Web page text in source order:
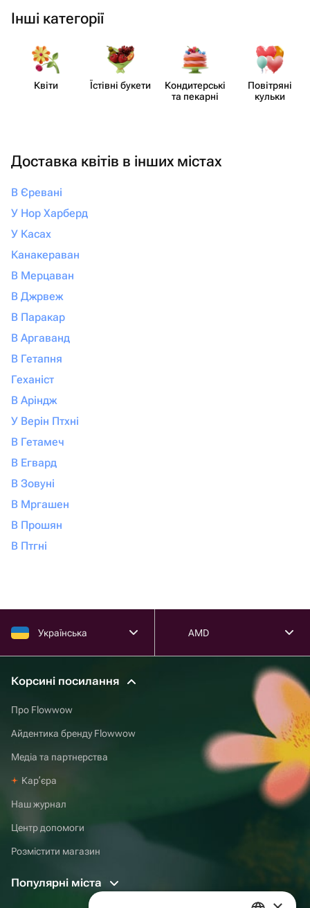
Інші категорії
Квіти Їстівні букети
Кондит​ерські
та пекарні
Повітряні
кульки
Доставка квітів в інших містах
В Єревані
У Нор Харберд
У Касах
Канакераван
В Мерцаван
В Джрвеж
В Паракар
В Аргаванд
В Гетапня
Геханіст
В Аріндж
У Верін Птхні
В Гетамеч
В Егвард
В Зовуні
В Мргашен
В Прошян
В Птгні
Українська AMD
Корсині посилання
Про Flowwow
Айдентика бренду Flowwow
Медіа та партнерства
Карʼєра
Наш журнал
Центр допомоги
Розмістити магазин
Популярні міста